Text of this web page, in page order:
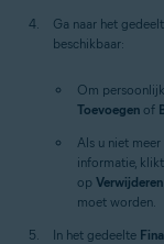
Ga naar het
beschikbaar:
Om
Toevoegen of
Als u niet
informatie,
op Verwijderen
moet worden.
In het gedeelte